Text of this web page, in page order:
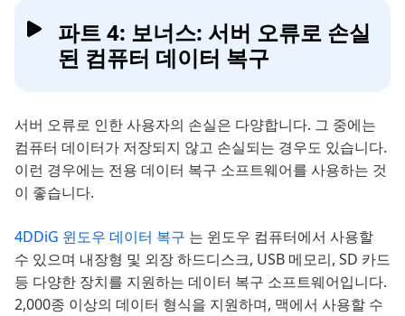
파트 4: 보너스: 서버 오류로 손실
된 컴퓨터 데이터 복구
서버 오류로 인한 사용자의 손실은 다양합니다. 그 중에는
컴퓨터 데이터가 저장되지 않고 손실되는 경우도 있습니다.
이런 경우에는 전용 데이터 복구 소프트웨어를 사용하는 것
이 좋습니다.
4DDiG 윈도우 데이터 복구 는 윈도우 컴퓨터에서 사용할
수 있으며 내장형 및 외장 하드디스크, USB 메모리, SD 카드
등 다양한 장치를 지원하는 데이터 복구 소프트웨어입니다.
2,000종 이상의 데이터 형식을 지원하며, 맥에서 사용할 수